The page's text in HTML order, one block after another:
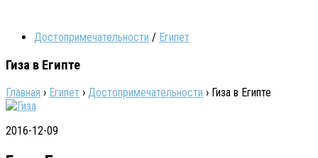
Достопримечательности / Египет
Гиза в Египте
Главная › Египет › Достопримечательности › Гиза в Египте
2016-12-09